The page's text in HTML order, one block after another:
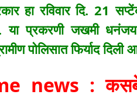
हा रविवार दि. 21
या प्रकरणी जखमी
पोलिसात फिर्याद दिली
news :